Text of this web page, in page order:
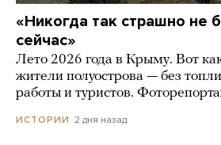
«Никогда так страшно не
сейчас»
Лето 2026 года в Крыму. Вот
жители полуострова — без
работы и туристов.
ИСТОРИИ 2 дня назад